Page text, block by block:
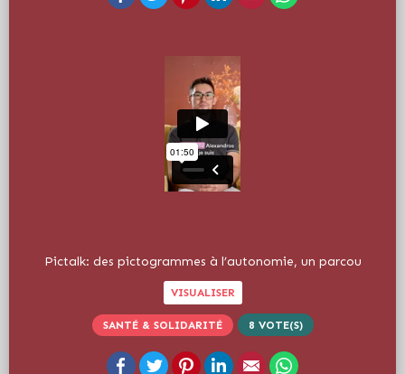
Pictalk: des pictogrammes à l’autonomie, un parcou
VISUALISER
SANTÉ & SOLIDARITÉ 8 VOTE(S)
FacebookTwitter PinterestLinkedInEmail